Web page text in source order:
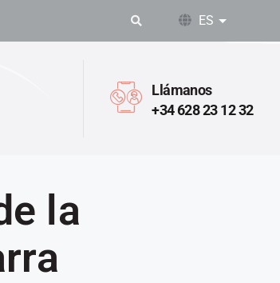
ES Lista
Llámanos
+34 628 23 12 32
la